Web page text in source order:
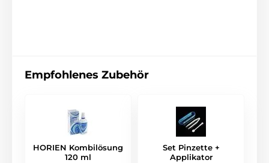
Empfohlenes Zubehör
HORIEN Kombilösung
120 ml
Set Pinzette +
Applikator